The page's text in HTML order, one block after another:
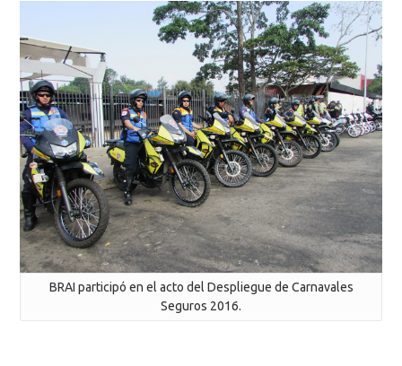
BRAI participó en el acto del Despliegue de Carnavales
Seguros 2016.